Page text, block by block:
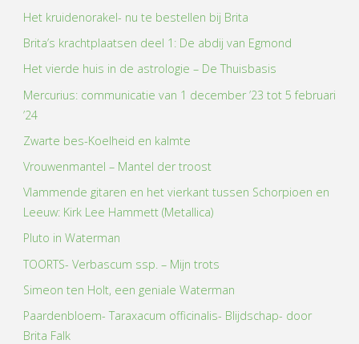
Het kruidenorakel- nu te bestellen bij Brita
Brita’s krachtplaatsen deel 1: De abdij van Egmond
Het vierde huis in de astrologie – De Thuisbasis
Mercurius: communicatie van 1 december ’23 tot 5 februari
’24
Zwarte bes-Koelheid en kalmte
Vrouwenmantel – Mantel der troost
Vlammende gitaren en het vierkant tussen Schorpioen en
Leeuw: Kirk Lee Hammett (Metallica)
Pluto in Waterman
TOORTS- Verbascum ssp. – Mijn trots
Simeon ten Holt, een geniale Waterman
Paardenbloem- Taraxacum officinalis- Blijdschap- door
Brita Falk